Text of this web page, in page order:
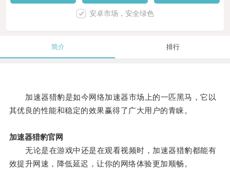
安卓市场，安全绿色
简介 排行
加速器猎豹是如今网络加速器市场上的一匹黑马，它以
其优良的性能和稳定的效果赢得了广大用户的青睐。
加速器猎豹官网
无论是在游戏中还是在观看视频时，加速器猎豹都能有
效提升网速，降低延迟，让你的网络体验更加顺畅。